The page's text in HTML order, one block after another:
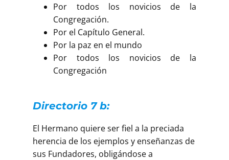
Por todos los novicios de la
Congregación.
Por el Capítulo General.
Por la paz en el mundo
Por todos los novicios de la
Congregación
Directorio 7 b:
El Hermano quiere ser fiel a la preciada
herencia de los ejemplos y enseñanzas de
sus Fundadores, obligándose a